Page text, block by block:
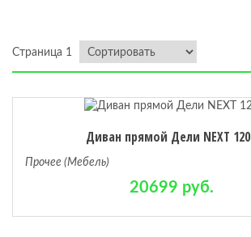
Страница 1
Диван прямой Дели NEXT 120
Прочее (Мебель)
20699 руб.